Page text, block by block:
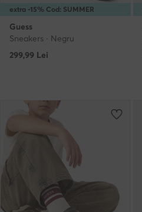
extra -15% Cod: SUMMER
Guess
Sneakers · Negru
299,99 Lei